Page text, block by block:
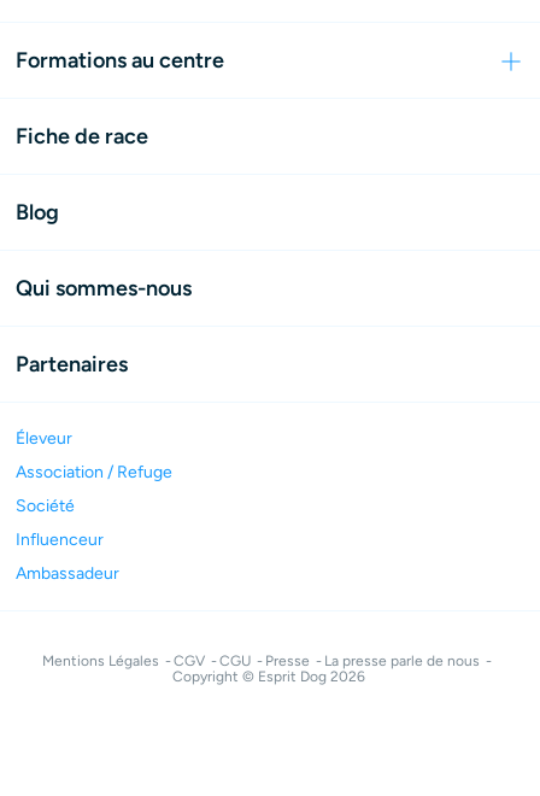
Formations au centre
Fiche de race
Blog
Qui sommes-nous
Partenaires
Éleveur
Association / Refuge
Société
Influenceur
Ambassadeur
Mentions Légales CGV CGU Presse
La presse parle de nous
Copyright © Esprit Dog 2026